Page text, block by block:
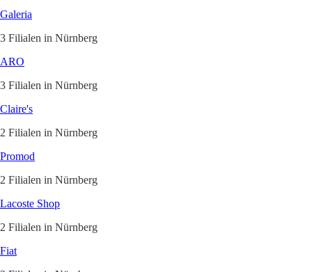
Galeria
3 Filialen in Nürnberg
ARO
3 Filialen in Nürnberg
Claire's
2 Filialen in Nürnberg
Promod
2 Filialen in Nürnberg
Lacoste Shop
2 Filialen in Nürnberg
Fiat